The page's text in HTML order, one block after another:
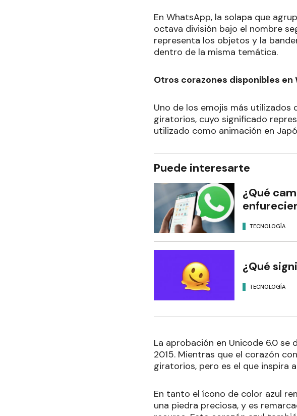
En WhatsApp, la solapa que
octava división bajo el nombre
representa los objetos y la
dentro de la misma temática.
Otros corazones disponibles en
Uno de los emojis más
giratorios, cuyo significado
utilizado como animación en
Puede interesarte
¿Qué
TECNOLOGÍA
¿Qué
TECNOLOGÍA
La aprobación en Unicode 6.0 se
2015. Mientras que el corazón
giratorios, pero es el que inspira
En tanto el ícono de color azul
una piedra preciosa, y es